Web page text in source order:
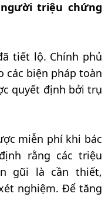
triệu chứng
tiết lộ. Chính phủ
các biện pháp toàn
quyết định bởi trụ
miễn phí khi bác
rằng các triệu
gũi là cần thiết,
nghiệm. Để tăng